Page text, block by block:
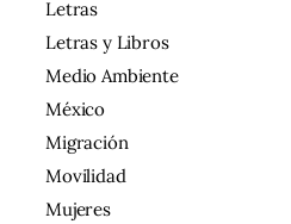
Letras
Letras y Libros
Medio Ambiente
México
Migración
Movilidad
Mujeres